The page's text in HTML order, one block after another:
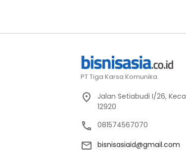
PT Tiga Karsa Komunika.
Jalan Setiabudi I/26,
12920
081574567070
bisnisasiaid@gmail.com